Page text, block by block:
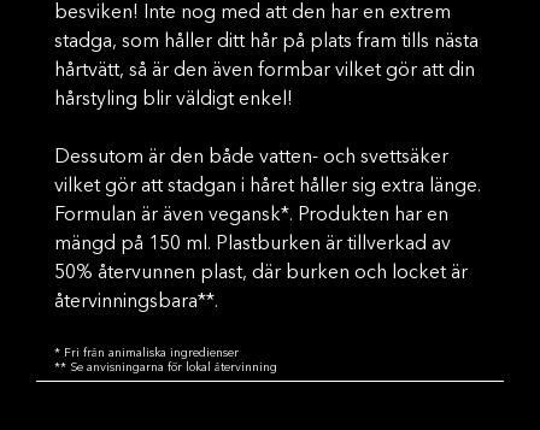
besviken! Inte nog med att den har en extrem
stadga, som håller ditt hår på plats fram tills nästa
hårtvätt, så är den även formbar vilket gör att din
hårstyling blir väldigt enkel!
Dessutom är den både vatten- och svettsäker
vilket gör att stadgan i håret håller sig extra länge.
Formulan är även vegansk*. Produkten har en
mängd på 150 ml. Plastburken är tillverkad av
50% återvunnen plast, där burken och locket är
återvinningsbara**.
* Fri från animaliska ingredienser
** Se anvisningarna för lokal återvinning